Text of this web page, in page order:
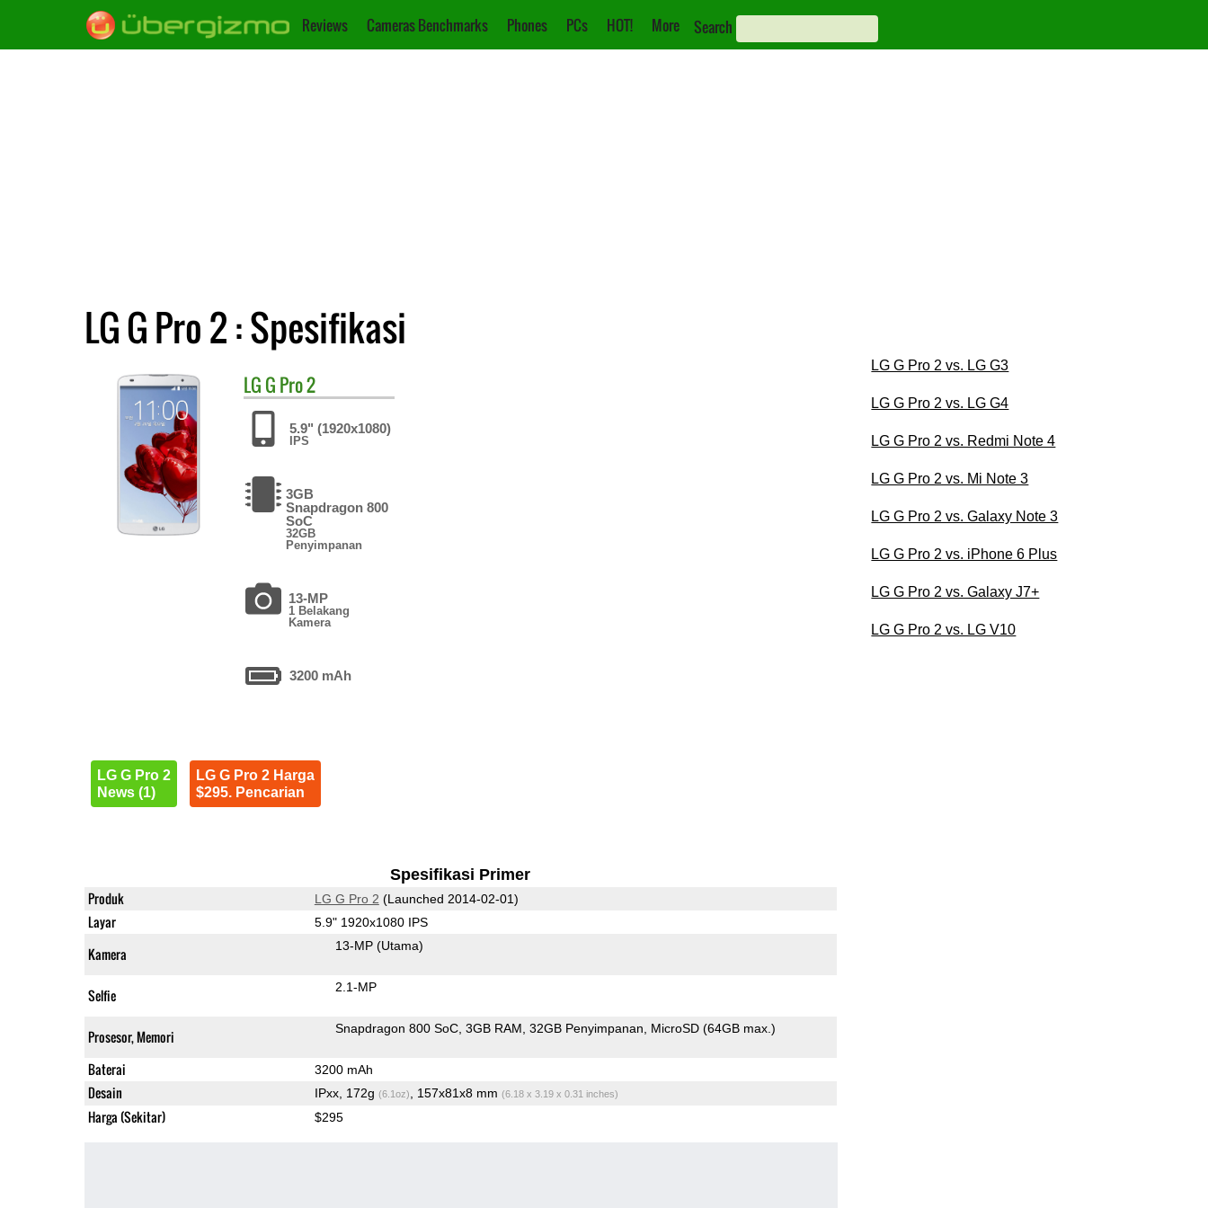
Reviews Cameras Benchmarks Phones PCs HOT! More Search
LG G Pro 2 : Spesifikasi
LG G Pro 2
5.9" (1920x1080)
IPS
3GB
Snapdragon 800
SoC
32GB
Penyimpanan
13-MP
1 Belakang
Kamera
3200 mAh
LG G Pro 2
News (1)
LG G Pro 2 Harga
$295. Pencarian
Spesifikasi Primer
Produk LG G Pro 2 (Launched 2014-02-01)
Layar 5.9" 1920x1080 IPS
Kamera 13-MP (Utama)
Selfie 2.1-MP
Prosesor, Memori Snapdragon 800 SoC 3GB RAM 32GB Penyimpanan MicroSD (64GB max.)
Baterai 3200 mAh
Desain IPxx, 172g (6.1oz) , 157x81x8 mm (6.18 x 3.19 x 0.31 inches)
Harga (Sekitar) $295
LG G Pro 2 vs. LG G3
LG G Pro 2 vs. LG G4
LG G Pro 2 vs. Redmi Note 4
LG G Pro 2 vs. Mi Note 3
LG G Pro 2 vs. Galaxy Note 3
LG G Pro 2 vs. iPhone 6 Plus
LG G Pro 2 vs. Galaxy J7+
LG G Pro 2 vs. LG V10